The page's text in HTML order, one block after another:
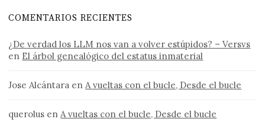
COMENTARIOS RECIENTES
¿De verdad los LLM nos van a volver estúpidos? – Versvs
en El árbol genealógico del estatus inmaterial
Jose Alcántara enA vueltas con el bucle, Desde el bucle
querolus enA vueltas con el bucle, Desde el bucle